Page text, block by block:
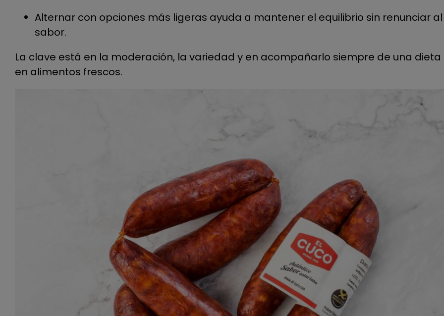
Alternar con opciones más ligeras ayuda a mantener el equilibrio sin renunciar al
sabor.
La clave está en la moderación, la variedad y en acompañarlo siempre de una dieta
en alimentos frescos.